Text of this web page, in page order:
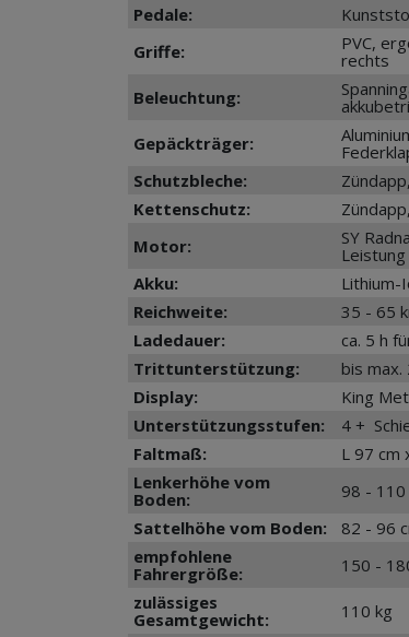
Pedale:
Griffe:
PVC,
rechts
Beleuchtung:
Gepäckträger:
Schutzbleche:
Kettenschutz:
Motor:
SY
Leistung
Akku:
Lithium-
Reichweite:
35 - 65
Ladedauer:
ca. 5 h
Trittunterstützung:
bis max.
Display:
King
Unterstützungsstufen:
4 +
Faltmaß:
L 97 cm
Lenkerhöhe vom
Boden:
98 - 110
Sattelhöhe vom Boden:
82 - 96
empfohlene
Fahrergröße:
150 -
zulässiges
Gesamtgewicht:
110 kg